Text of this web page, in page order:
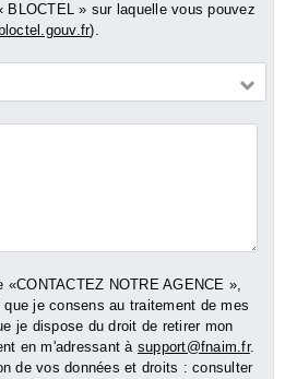
BLOCTEL » sur laquelle vous pouvez
).
NOTRE AGENCE »,
je consens au traitement de mes
je dispose du droit de retirer mon
en m'adressant à support@fnaim.fr.
de vos données et droits : consulter